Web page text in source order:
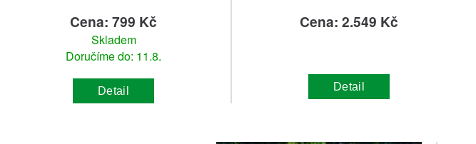
Cena: 799 Kč
Skladem
Doručíme do: 11.8.
Detail
Cena: 2.549 Kč
Detail